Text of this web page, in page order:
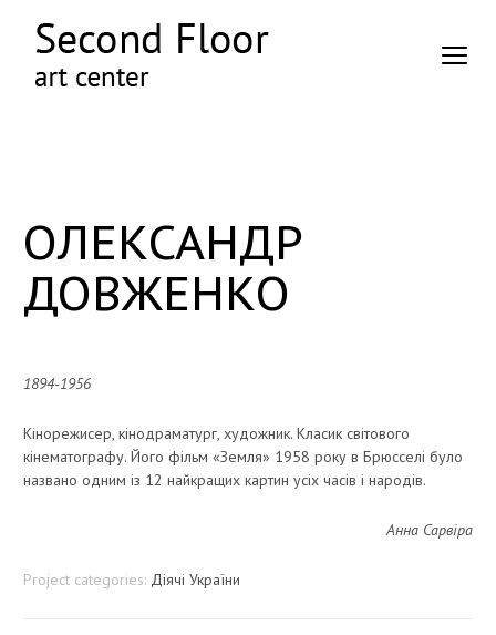
ОЛЕКСАНДР
ДОВЖЕНКО
1894-1956
Кінорежисер, кінодраматург, художник. Класик світового
кінематографу. Його фільм «Земля» 1958 року в Брюсселі було
названо одним із 12 найкращих картин усіх часів і народів.
Анна Сарвіра
Project categories: Діячі України